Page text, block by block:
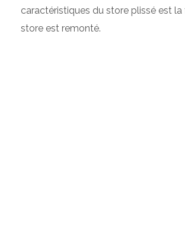
caractéristiques du store plissé est
store est remonté.